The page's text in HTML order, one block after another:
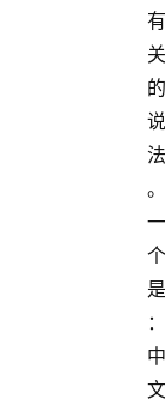
有
关
的
说
法
。
一
个
是
：
中
文